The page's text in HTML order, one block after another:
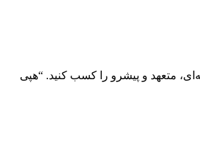
متعهد و پیشرو را کسب کنید. “هپی